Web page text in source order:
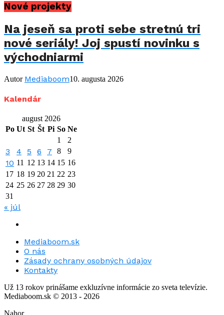
Nové projekty
Na jeseň sa proti sebe stretnú tri
nové seriály! Joj spustí novinku s
východniarmi
Autor Mediaboom10. augusta 2026
Kalendár
august 2026
Po Ut St Št Pi So Ne
1
2
3 4 5 6 7 8 9
10 11 12 13 14 15 16
17 18 19 20 21 22 23
24 25 26 27 28 29 30
31
« júl
Mediaboom.sk
O nás
Zásady ochrany osobných údajov
Kontakty
Už 13 rokov prinášame exkluzívne informácie zo sveta televízie.
Mediaboom.sk © 2013 - 2026